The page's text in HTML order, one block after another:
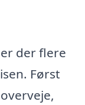
der flere
Først